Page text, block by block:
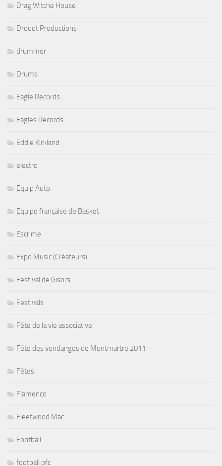
Drag Witche House
Drouot Productions
drummer
Drums
Eagle Records
Eagles Records
Eddie Kirkland
electro
Equip Auto
Equipe française de Basket
Escrime
Expo Music (Créateurs)
Festival de Gisors
Festivals
Fête de la vie associative
Fête des vendanges de Montmartre 2011
Fêtes
Flamenco
Fleetwood Mac
Football
football pfc